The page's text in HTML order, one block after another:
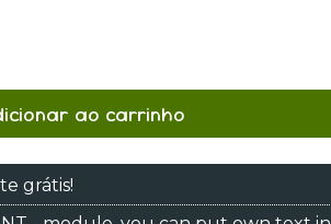
ao carrinho
grátis!